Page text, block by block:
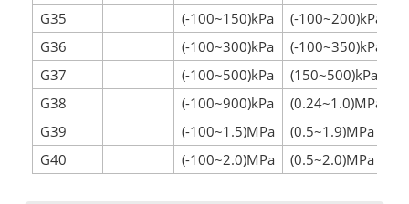
G35
(-100~150)kPa
(-100~200)kPa
G36
(-100~300)kPa
(-100~350)kPa
G37
(-100~500)kPa
(150~500)kPa
G38
(-100~900)kPa
(0.24~1.0)MPa
G39
(-100~1.5)MPa
(0.5~1.9)MPa
G40
(-100~2.0)MPa (0.5~2.0)MPa